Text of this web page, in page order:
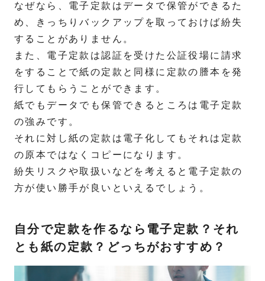
なぜなら、電子定款はデータで保管ができるた
め、きっちりバックアップを取っておけば紛失
することがありません。
また、電子定款は認証を受けた公証役場に請求
をすることで紙の定款と同様に定款の謄本を発
行してもらうことができます。
紙でもデータでも保管できるところは電子定款
の強みです。
それに対し紙の定款は電子化してもそれは定款
の原本ではなくコピーになります。
紛失リスクや取扱いなどを考えると電子定款の
方が使い勝手が良いといえるでしょう。
自分で定款を作るなら電子定款？それ
とも紙の定款？どっちがおすすめ？